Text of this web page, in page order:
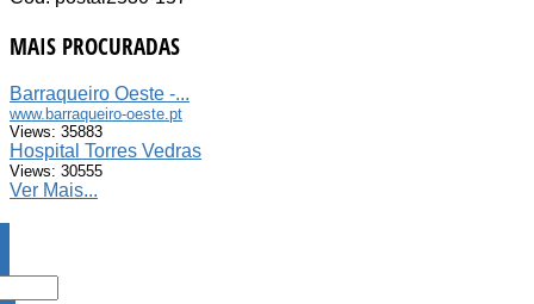
MAIS PROCURADAS
Barraqueiro Oeste -...
www.barraqueiro-oeste.pt
Views: 35883
Hospital Torres Vedras
Views: 30555
Ver Mais...